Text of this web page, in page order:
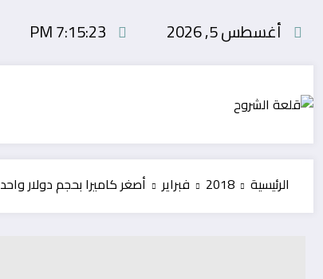
أغسطس 5, 2026 7:15:24 PM
الرئيسية 2018 فبراير أصغر كاميرا بحجم دولار واحد